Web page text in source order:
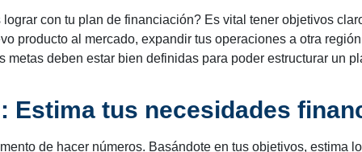
con tu plan de financiación? Es vital tener objetivos
producto al mercado, expandir tus operaciones a otra
metas deben estar bien definidas para poder estructurar un
Estima tus necesidades
de hacer números. Basándote en tus objetivos, estima